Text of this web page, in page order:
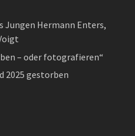
Jungen Hermann Enters,
– oder fotografieren“
2025 gestorben